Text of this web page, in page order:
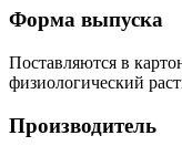
Форма выпуска
Поставляются в
физиологический
Производитель